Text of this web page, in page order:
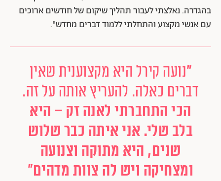
בהגדרה. נאלצתי לעבור תהליך שיקום של חודשים ארוכים
עם אנשי מקצוע והתחלתי ללמוד דברים מחדש".
"נועה קירל היא מקצוענית שאין
דברים כאלה. להעריץ אותה על זה.
הכי התחברתי לאנה זק – היא
בלב שלי. אני איתה כבר שלוש
שנים, היא מתוקה וצנועה
ומצחיקה ויש לה צוות מדהים"